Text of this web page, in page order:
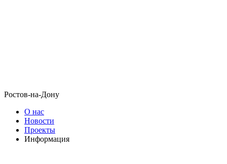
Ростов-на-Дону
О нас
Новости
Проекты
Информация